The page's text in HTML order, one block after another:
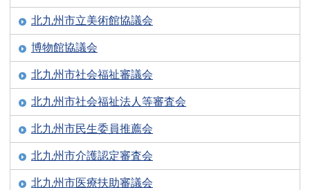
北九州市立美術館協議会
博物館協議会
北九州市社会福祉審議会
北九州市社会福祉法人等審査会
北九州市民生委員推薦会
北九州市介護認定審査会
北九州市医療扶助審議会